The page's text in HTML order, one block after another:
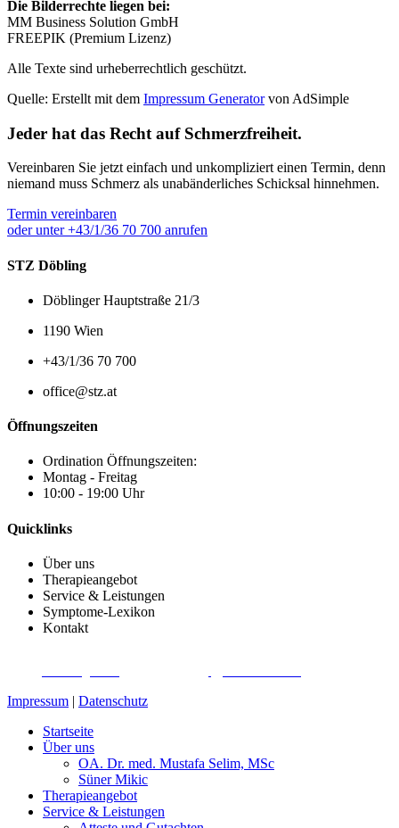
Die Bilderrechte liegen bei:
MM Business Solution GmbH
FREEPIK (Premium Lizenz)
Alle Texte sind urheberrechtlich geschützt.
Quelle: Erstellt mit dem Impressum Generatorvon AdSimple
Jeder hat das Recht auf Schmerzfreiheit.
Vereinbaren Sie jetzt einfach und unkompliziert einen Termin, denn
niemand muss Schmerz als unabänderliches Schicksal hinnehmen.
Termin vereinbaren
oder unter +43/1/36 70 700 anrufen
STZ Döbling
Döblinger Hauptstraße 21/3
1190 Wien
+43/1/36 70 700
office@stz.at
Öffnungszeiten
Ordination Öffnungszeiten:
Montag - Freitag
10:00 - 19:00 Uhr
Quicklinks
Über uns
Therapieangebot
Service & Leistungen
Symptome-Lexikon
Kontakt
Impressum | Datenschutz
Startseite
Über uns
OA. Dr. med. Mustafa Selim, MSc
Süner Mikic
Therapieangebot
Service & Leistungen